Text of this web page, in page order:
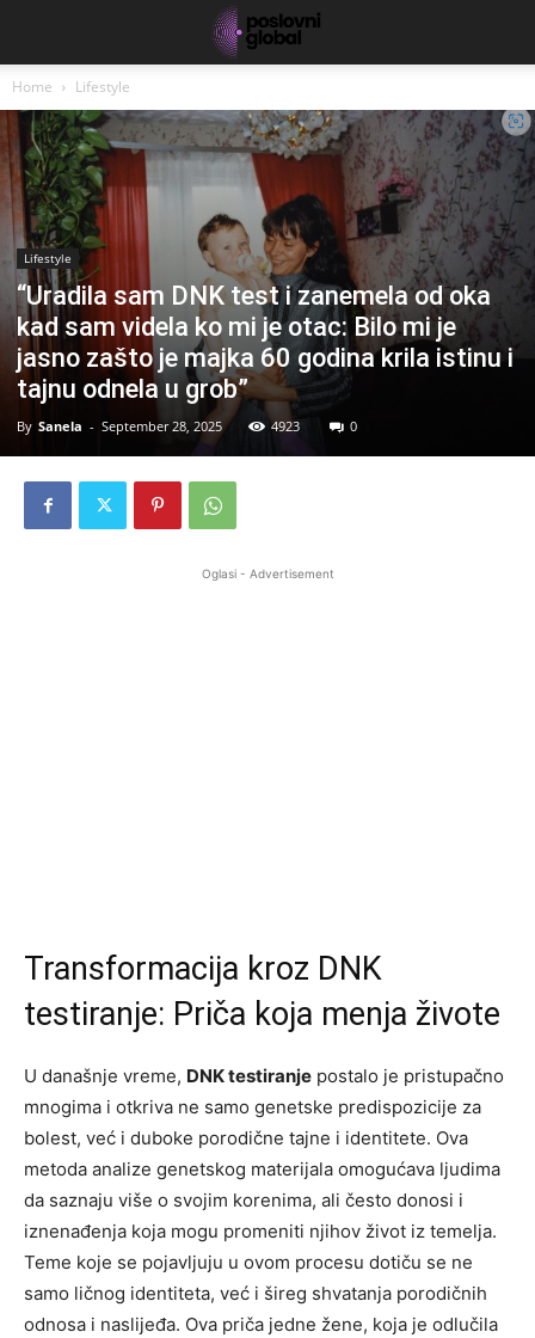
Home Lifestyle
Lifestyle
“Uradila sam DNK test i zanemela od oka
kad sam videla ko mi je otac: Bilo mi je
jasno zašto je majka 60 godina krila istinu i
tajnu odnela u grob”
By Sanela - September 28, 2025 4923 0
Oglasi - Advertisement
Transformacija kroz DNK
testiranje: Priča koja menja živote
U današnje vreme, DNK testiranje postalo je pristupačno
mnogima i otkriva ne samo genetske predispozicije za
bolest, već i duboke porodične tajne i identitete. Ova
metoda analize genetskog materijala omogućava ljudima
da saznaju više o svojim korenima, ali često donosi i
iznenađenja koja mogu promeniti njihov život iz temelja.
Teme koje se pojavljuju u ovom procesu dotiču se ne
samo ličnog identiteta, već i šireg shvatanja porodičnih
odnosa i naslijeđa. Ova priča jedne žene, koja je odlučila